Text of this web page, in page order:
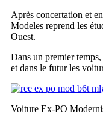
Après concertation et
Modeles reprend les
Ouest.
Dans un premier
et dans le futur les
Voiture Ex-PO